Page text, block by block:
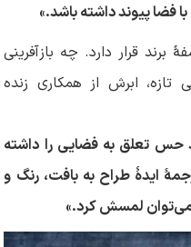
فضا پیوند داشته باشد.
»
برند قرار دارد. چه بازآفرینی
ابرش از همکاری زنده
حس تعلق به فضایی را داشته
ایدهٔ طراح به بافت، رنگ و
می‌توان لمسش کرد.
»